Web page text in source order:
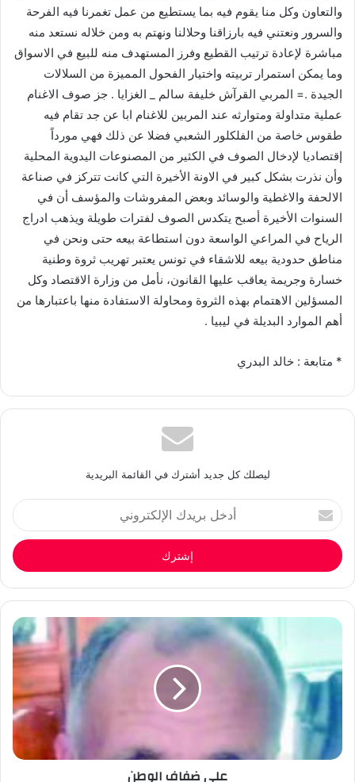
والتعاون وكل منا يقوم فيه بما يستطيع من عمل تغمرنا فيه الفرحة
والسرور ونعتني فيه بارزاقنا وحلالنا ونهتم به ومن خلاله نستعد منه
مباشرة لإعادة ترتيب القطيع وفرز المستهدف منه للبيع في الاسواق
وما يمكن استمرار تربيته واختيار الفحول المميزة من السلالات
الجيدة .= المربي القرآش خليفة سالم _ الغزايا . جز صوف الاغنام
عملية متداولة ومتوارثه عند المربين للاغنام ابا عن جد تقام فيه
طقوس خاصة من الفلكلور الشعبي فضلا عن ذلك فهي مورداً
إقتصاديا لإدخال الصوف في الكثير من المصنوعات اليدوية المحلية
وأن نذرت بشكل كبير في الاونة الأخيرة التي كانت تتركز في صناعة
الالحفة والاغطية والوسائد وبعض المفروشات والمؤسف أن في
السنوات الأخيرة أصبح يتكدس الصوف لفترات طويلة ويذهب ادراج
الرياح في المراعي الواسعة دون استطاعة بيعه حتى ونحن في
مناطق حدودية بيعه للاشقاء في تونس يعتبر تهريب ثروة وطنية
خسارة وجريمة يعاقب عليها القانون، نأمل من وزارة الاقتصاد وكل
المسؤلين الاهتمام بهذه الثروة ومحاولة الاستفادة منها باعتبارها من
أهم الموارد البديلة في ليبيا .
* متابعة : خالد البدري
ليصلك كل جديد أشترك في القائمة البريدية
أدخل
بريدك
الإلكتروني
على ضفاف الوطن